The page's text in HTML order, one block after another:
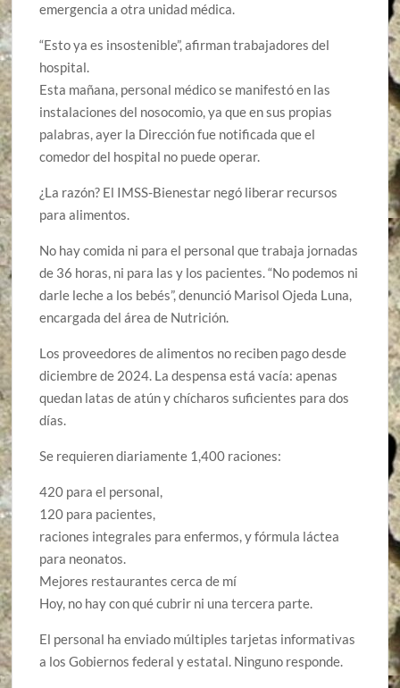
emergencia a otra unidad médica.
“Esto ya es insostenible”, afirman trabajadores del
hospital.
Esta mañana, personal médico se manifestó en las
instalaciones del nosocomio, ya que en sus propias
palabras, ayer la Dirección fue notificada que el
comedor del hospital no puede operar.
¿La razón? El IMSS-Bienestar negó liberar recursos
para alimentos.
No hay comida ni para el personal que trabaja jornadas
de 36 horas, ni para las y los pacientes. “No podemos ni
darle leche a los bebés”, denunció Marisol Ojeda Luna,
encargada del área de Nutrición.
Los proveedores de alimentos no reciben pago desde
diciembre de 2024. La despensa está vacía: apenas
quedan latas de atún y chícharos suficientes para dos
días.
Se requieren diariamente 1,400 raciones:
420 para el personal,
120 para pacientes,
raciones integrales para enfermos, y fórmula láctea
para neonatos.
Mejores restaurantes cerca de mí
Hoy, no hay con qué cubrir ni una tercera parte.
El personal ha enviado múltiples tarjetas informativas
a los Gobiernos federal y estatal. Ninguno responde.